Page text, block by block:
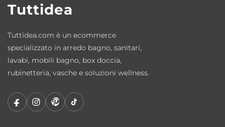
Tuttidea
Tuttidea.com è un ecommerce
specializzato in arredo bagno, sanitari,
lavabi, mobili bagno, box doccia,
rubinetteria, vasche e soluzioni wellness.